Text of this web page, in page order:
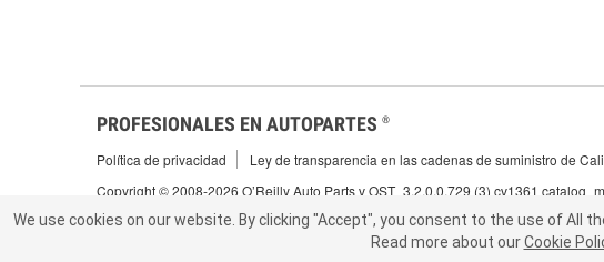
We use cookies on our website. By clicking "Accept", you consent to the use of All
about ourCookie
PROFESIONALES EN AUTOPARTES ®
Política de privacidad
Ley de transparencia en las cadenas de suministro de
Copyright © 2008-2026 O’Reilly Auto Parts v OST_3.2.0.0.729 (3) cv1361
We use cookies on our website. By clicking "Accept", you consent to the use of All
Read more about our Cookie